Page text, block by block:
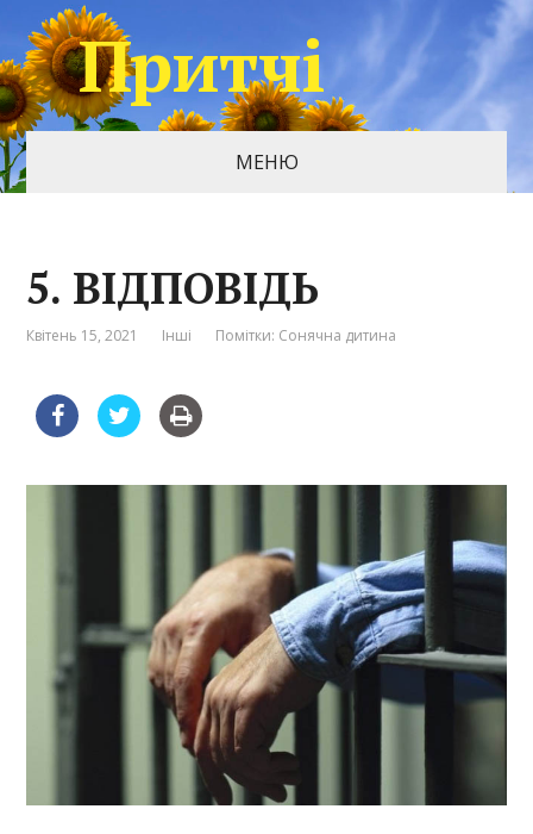
Притчі
МЕНЮ
5. ВІДПОВІДЬ
Квітень 15, 2021 Інші Помітки: Сонячна дитина